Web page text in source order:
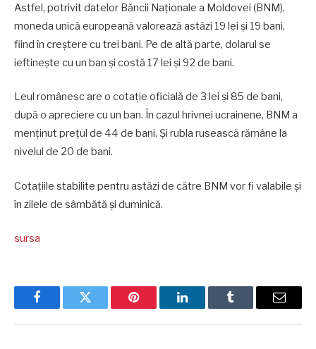
Astfel, potrivit datelor Băncii Naționale a Moldovei (BNM),
moneda unică europeană valorează astăzi 19 lei și 19 bani,
fiind în creștere cu trei bani. Pe de altă parte, dolarul se
ieftinește cu un ban și costă 17 lei și 92 de bani.
Leul românesc are o cotație oficială de 3 lei și 85 de bani,
după o apreciere cu un ban. În cazul hrivnei ucrainene, BNM a
menținut prețul de 44 de bani. Și rubla rusească rămâne la
nivelul de 20 de bani.
Cotațiile stabilite pentru astăzi de către BNM vor fi valabile și
în zilele de sâmbătă și duminică.
sursa
FacebookTwitter Pinterest LinkedInTumblr Email